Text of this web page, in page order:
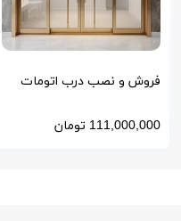
فروش و نصب درب اتومات
استیل خشدار و آینه ای با
111,000,000 تومان